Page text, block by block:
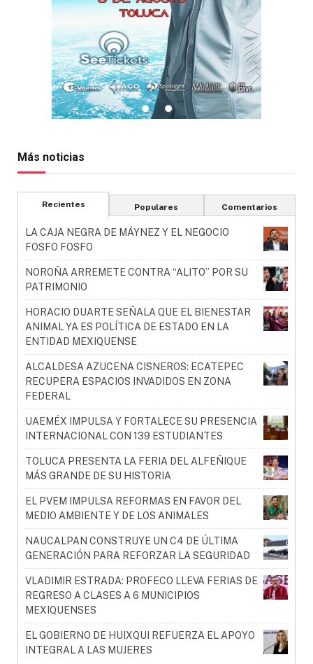
Más noticias
Recientes Populares Comentarios
LA CAJA NEGRA DE MÁYNEZ Y EL NEGOCIO
FOSFO FOSFO
NOROÑA ARREMETE CONTRA “ALITO” POR SU
PATRIMONIO
HORACIO DUARTE SEÑALA QUE EL BIENESTAR
ANIMAL YA ES POLÍTICA DE ESTADO EN LA
ENTIDAD MEXIQUENSE
ALCALDESA AZUCENA CISNEROS: ECATEPEC
RECUPERA ESPACIOS INVADIDOS EN ZONA
FEDERAL
UAEMÉX IMPULSA Y FORTALECE SU PRESENCIA
INTERNACIONAL CON 139 ESTUDIANTES
TOLUCA PRESENTA LA FERIA DEL ALFEÑIQUE
MÁS GRANDE DE SU HISTORIA
EL PVEM IMPULSA REFORMAS EN FAVOR DEL
MEDIO AMBIENTE Y DE LOS ANIMALES
NAUCALPAN CONSTRUYE UN C4 DE ÚLTIMA
GENERACIÓN PARA REFORZAR LA SEGURIDAD
VLADIMIR ESTRADA: PROFECO LLEVA FERIAS DE
REGRESO A CLASES A 6 MUNICIPIOS
MEXIQUENSES
EL GOBIERNO DE HUIXQUI REFUERZA EL APOYO
INTEGRAL A LAS MUJERES